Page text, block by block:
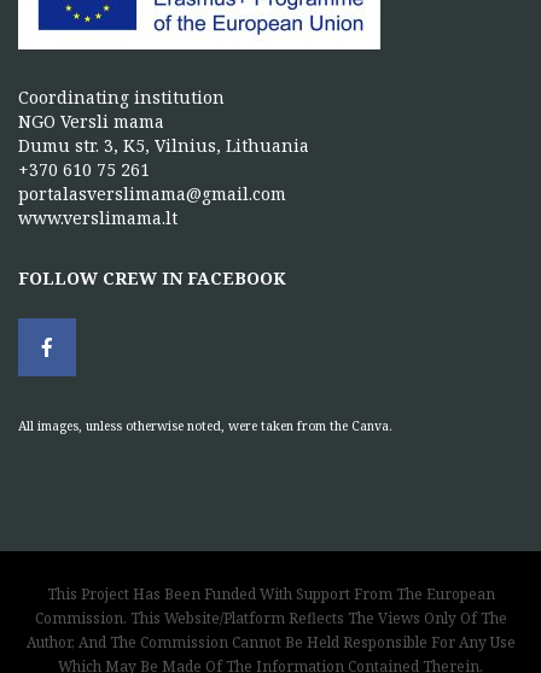
Coordinating institution
NGO Versli mama
Dumu str. 3, K5, Vilnius, Lithuania
+370 610 75 261
portalasverslimama@gmail.com
www.verslimama.lt
FOLLOW CREW IN FACEBOOK
All images, unless otherwise noted, were taken from the Canva.
This Project Has Been Funded With Support From The European
Commission. This Website/Platform Reflects The Views Only Of The
Author, And The Commission Cannot Be Held Responsible For Any Use
Which May Be Made Of The Information Contained Therein.